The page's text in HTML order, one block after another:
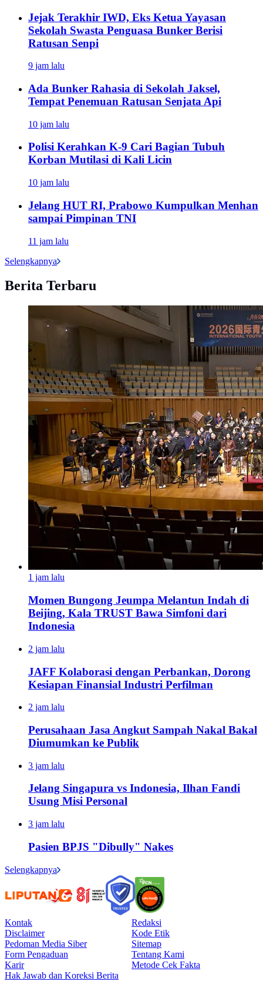
Jejak Terakhir IWD, Eks Ketua Yayasan
Sekolah Swasta Penguasa Bunker Berisi
Ratusan Senpi
9 jam lalu
Ada Bunker Rahasia di Sekolah Jaksel,
Tempat Penemuan Ratusan Senjata Api
10 jam lalu
Polisi Kerahkan K-9 Cari Bagian Tubuh
Korban Mutilasi di Kali Licin
10 jam lalu
Jelang HUT RI, Prabowo Kumpulkan Menhan
sampai Pimpinan TNI
11 jam lalu
Selengkapnya
Berita Terbaru
1 jam lalu
Momen Bungong Jeumpa Melantun Indah di
Beijing, Kala TRUST Bawa Simfoni dari
Indonesia
2 jam lalu
JAFF Kolaborasi dengan Perbankan, Dorong
Kesiapan Finansial Industri Perfilman
2 jam lalu
Perusahaan Jasa Angkut Sampah Nakal Bakal
Diumumkan ke Publik
3 jam lalu
Jelang Singapura vs Indonesia, Ilhan Fandi
Usung Misi Personal
3 jam lalu
Pasien BPJS "Dibully" Nakes
Selengkapnya
Kontak
Redaksi
Disclaimer
Kode Etik
Pedoman Media Siber
Sitemap
Form Pengaduan
Tentang Kami
Karir
Metode Cek Fakta
Hak Jawab dan Koreksi Berita